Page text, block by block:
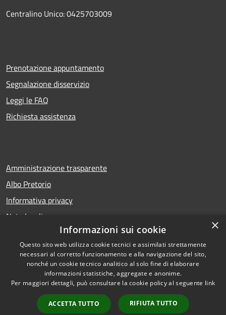
Centralino Unico: 0425703009
Prenotazione appuntamento
Segnalazione disservizio
Leggi le FAQ
Richiesta assistenza
Amministrazione trasparente
Albo Pretorio
Informativa privacy
Note legali
Dichiarazione di accessibilità
RSS
Accessibilità
Copyright © 2026 • Comune di
Municipium•
Accesso
×
Informazioni sui cookie
Questo sito web utilizza cookie tecnici e assimilati strettamente
necessari al corretto funzionamento e alla navigazione del sito,
nonché un cookie tecnico analitico al solo fine di elaborare
informazioni statistiche, aggregate e anonime.
Per maggiori dettagli, può consultare la cookie policy al seguente link
ACCETTA TUTTO RIFIUTA TUTTO